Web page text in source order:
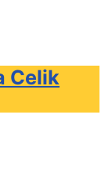
Celik